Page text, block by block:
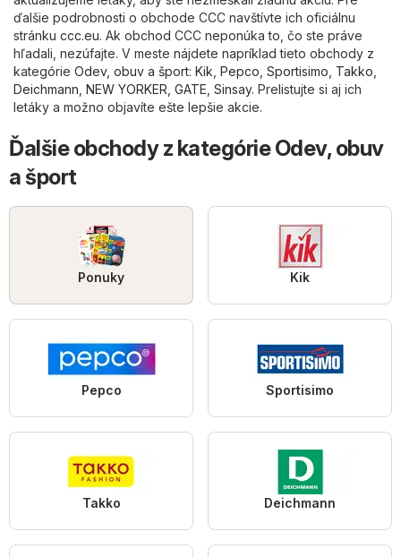
ďalšie podrobnosti o obchode CCC navštívte ich oficiálnu
stránku ccc.eu. Ak obchod CCC neponúka to, čo ste práve
hľadali, nezúfajte. V meste nájdete napríklad tieto obchody z
kategórie Odev, obuv a šport: Kik Pepco Sportisimo Takko
Deichmann NEW YORKER GATE Sinsay. Prelistujte si aj ich
letáky a možno objavíte ešte lepšie akcie.
Ďalšie obchody z kategórie Odev, obuv
a šport
Ponuky Kik
Pepco Sportisimo
Takko Deichmann